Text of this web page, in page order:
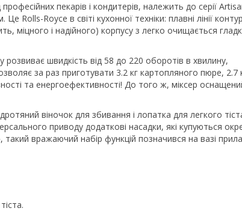
пекарів і кондитерів, належить до серії
Rolls-Royce в світі кухонної техніки: плавні лінії
міцного і надійного) корпусу з легко очищається
швидкість від 58 до 220 оборотів в хвилину,
за раз приготувати 3.2 кг картопляного пюре, 2.7
та енергоефективності! До того ж, міксер
віночок для збивання і лопатка для легкого
приводу додаткові насадки, які купуються
вражаючий набір функцій позначився на вазі